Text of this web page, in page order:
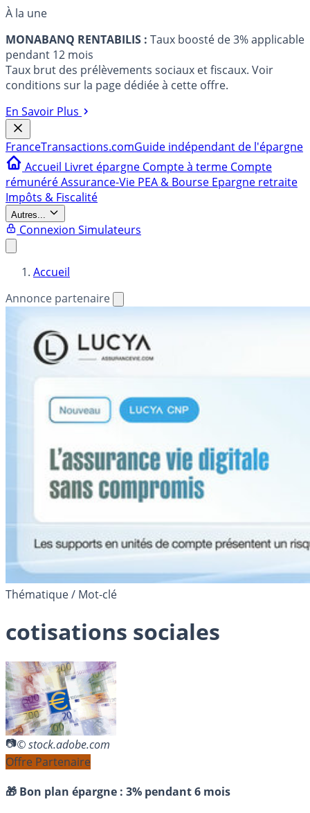
À la une
MONABANQ RENTABILIS : Taux boosté de 3% applicable
pendant 12 mois
Taux brut des prélèvements sociaux et fiscaux. Voir
conditions sur la page dédiée à cette offre.
En Savoir Plus
FranceTransactions.comGuide indépendant de l'épargne
Accueil Livret épargne Compte à terme Compte
rémunéréAssurance-Vie PEA & Bourse Epargne retraite
Impôts & Fiscalité
Autres...
Connexion Simulateurs
Accueil
Annonce partenaire
Thématique / Mot-clé
cotisations sociales
© stock.adobe.com
Offre Partenaire
🎁 Bon plan épargne : 3% pendant 6 mois